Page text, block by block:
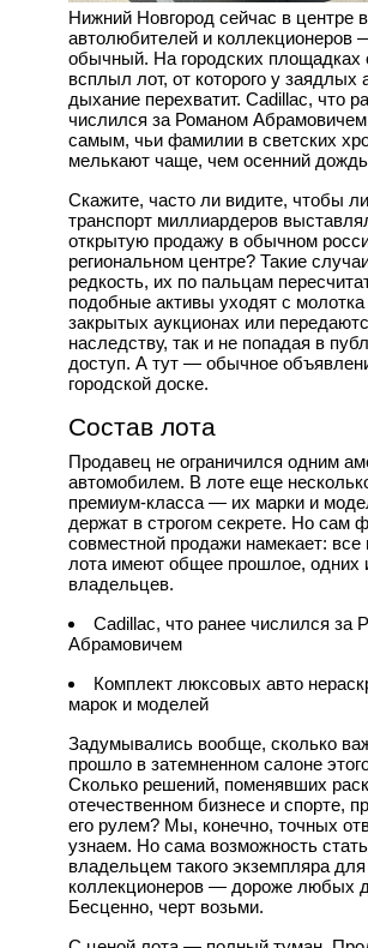
Нижний Новгород сейчас в центре
автолюбителей и коллекционеров
обычный. На городских площадках
всплыл лот, от которого у заядлых
дыхание перехватит. Cadillac, что
числился за Романом
самым, чьи фамилии в светских
мелькают чаще, чем осенний
Скажите, часто ли видите, чтобы
транспорт миллиардеров
открытую продажу в обычном
региональном центре? Такие
редкость, их по пальцам
подобные активы уходят с молотка
закрытых аукционах или
наследству, так и не попадая в
доступ. А тут — обычное
городской доске.
Состав лота
Продавец не ограничился одним
автомобилем. В лоте еще
премиум-класса — их марки и
держат в строгом секрете. Но сам
совместной продажи намекает: все
лота имеют общее прошлое, одних
владельцев.
Cadillac, что ранее числился за
Абрамовичем
Комплект люксовых авто
марок и моделей
Задумывались вообще, сколько
прошло в затемненном салоне
Сколько решений, поменявших
отечественном бизнесе и спорте,
его рулем? Мы, конечно, точных
узнаем. Но сама возможность стать
владельцем такого экземпляра для
коллекционеров — дороже любых
Бесценно, черт возьми.